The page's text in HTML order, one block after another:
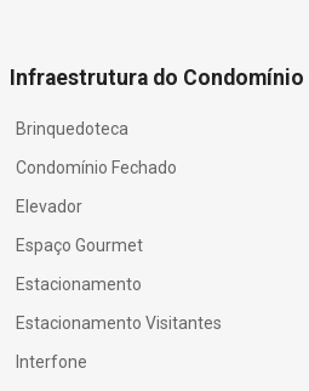
Infraestrutura do Condomínio
Brinquedoteca
Condomínio Fechado
Elevador
Espaço Gourmet
Estacionamento
Estacionamento Visitantes
Interfone